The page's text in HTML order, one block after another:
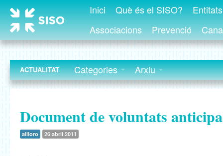
Inici Què és el SISO?
Associacions
Prevenció
ACTUALITAT Categories Arxiu
Document de voluntats
allloro 26 abril 2011